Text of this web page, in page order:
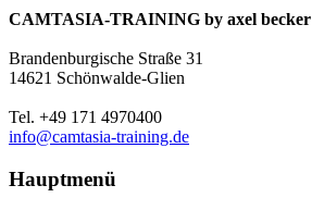
CAMTASIA-TRAINING by axel becker
Brandenburgische Straße 31
14621 Schönwalde-Glien
Tel. +49 171 4970400
info@camtasia-training.de
Hauptmenü